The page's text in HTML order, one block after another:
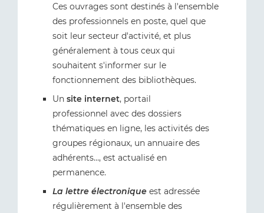
Ces ouvrages sont destinés à l'ensemble
des professionnels en poste, quel que
soit leur secteur d'activité, et plus
généralement à tous ceux qui
souhaitent s'informer sur le
fonctionnement des bibliothèques.
Un site internet, portail
professionnel avec des dossiers
thématiques en ligne, les activités des
groupes régionaux, un annuaire des
adhérents…, est actualisé en
permanence.
La lettre électronique est adressée
régulièrement à l'ensemble des